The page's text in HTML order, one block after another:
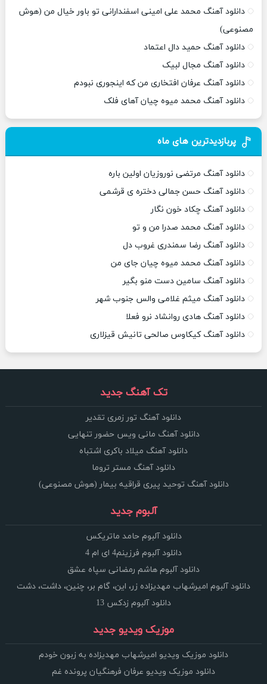
دانلود آهنگ محمد علی امینی اسفندارانی تو باور خیال من (هوش
مصنوعی)
دانلود آهنگ حمید دال اعتماد
دانلود آهنگ مجال لبیک
دانلود آهنگ عرفان افتخاری من که اینجوری نبودم
دانلود آهنگ محمد میوه چیان آهای فلک
پربازدیدترین های ماه
دانلود آهنگ مرتضی نوروزیان اولین باره
دانلود آهنگ حسن جمالی دختره ی قرشمی
دانلود آهنگ چکاد خون نگار
دانلود آهنگ محمد صدرا من و تو
دانلود آهنگ رضا سمندری غروب دل
دانلود آهنگ محمد میوه چیان جای من
دانلود آهنگ سامین دست منو بگیر
دانلود آهنگ میثم غلامی والس جنوب شهر
دانلود آهنگ هادی روانشاد نرو فعلا
دانلود آهنگ کیکاوس صالحی تانیش قیزلاری
تک آهنگ جدید
دانلود آهنگ تور زمری تقدیر
دانلود آهنگ مانی ویس حضور تنهایی
دانلود آهنگ میلاد باکری اشتباه
دانلود آهنگ مستر تروما
دانلود آهنگ توحید پیری قراقیه بیمار (هوش مصنوعی)
آلبوم جدید
دانلود آلبوم حامد ماتریکس
دانلود آلبوم فرزینم4 ای ام 4
دانلود آلبوم هاشم رمضانی سپاه عشق
دانلود آلبوم امیرشهاب مهدیزاده زر، این، گام بر، چنین، داشت، دشت
دانلود آلبوم زدکس 13
موزیک ویدیو جدید
دانلود موزیک ویدیو امیرشهاب مهدیزاده به زبون خودم
دانلود موزیک ویدیو عرفان فرهنگیان پرونده غم